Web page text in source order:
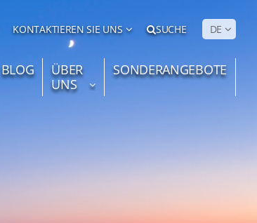
KONTAKTIEREN SIE UNS SUCHE DE
BLOG
ÜBER
UNS
SONDERANGEBOTE